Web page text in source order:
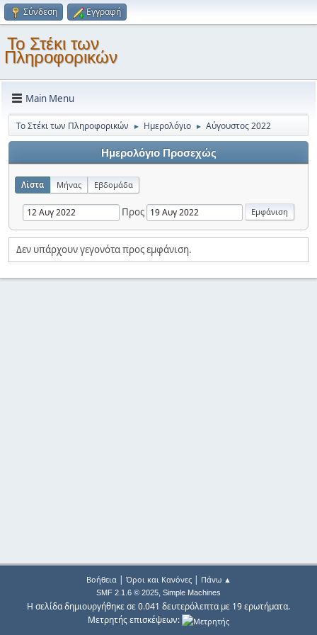
Σύνδεση Εγγραφή
Το Στέκι των
Πληροφορικών
Main Menu
Το Στέκι των Πληροφορικών ► Ημερολόγιο ► Αύγουστος 2022
Ημερολόγιο Προσεχώς
Λίστα Μήνας Εβδομάδα
Προς
Δεν υπάρχουν γεγονότα προς εμφάνιση.
Βοήθεια| Όροι και Κανόνες| Πάνω ▲
SMF 2.1.6 © 2025, Simple Machines
Η σελίδα δημιουργήθηκε σε 0.041 δευτερόλεπτα με 19 ερωτήματα.
Μετρητής επισκέψεων: